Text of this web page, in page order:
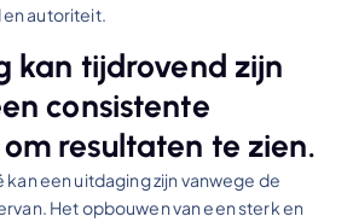
en autoriteit.
kan tijdrovend zijn
consistente
resultaten te zien.
kan een uitdaging zijn vanwege de
Het opbouwen van een sterk en